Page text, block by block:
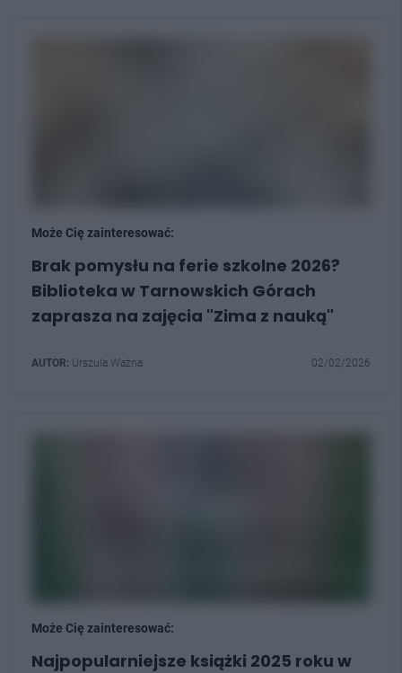
Może Cię zainteresować:
Brak pomysłu na ferie szkolne 2026?
Biblioteka w Tarnowskich Górach
zaprasza na zajęcia "Zima z nauką"
AUTOR: Urszula Ważna 02/02/2026
Może Cię zainteresować:
Najpopularniejsze książki 2025 roku w